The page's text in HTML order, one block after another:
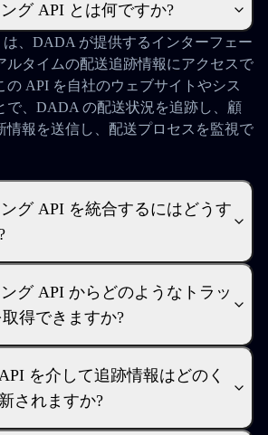
グ API とは何ですか?
は、DADA が提供するインターフェー
ルタイムの配送追跡情報にアクセスで
の API を自社のウェブサイトやシス
で、DADA の配送状況を追跡し、顧
情報を送信し、配送プロセスを監視で
グ API を統合するにはどうす
グ API からどのようなトラッ
得できますか?
を介して追跡情報はどのく
されますか?